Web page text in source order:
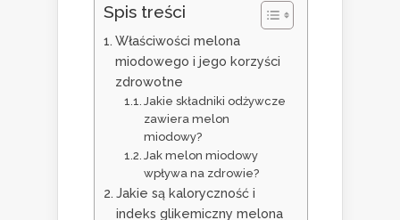
Spis treści
Właściwości melona
miodowego i jego korzyści
zdrowotne
Jakie składniki odżywcze
zawiera melon
miodowy?
Jak melon miodowy
wpływa na zdrowie?
Jakie są kaloryczność i
indeks glikemiczny melona